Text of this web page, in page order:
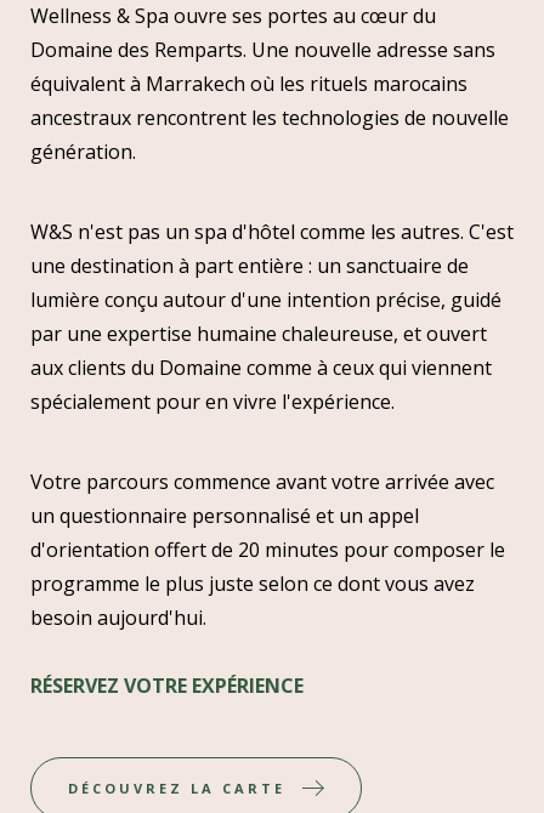
Wellness & Spa ouvre ses portes au cœur du
Domaine des Remparts. Une nouvelle adresse sans
équivalent à Marrakech où les rituels marocains
ancestraux rencontrent les technologies de nouvelle
génération.
W&S n'est pas un spa d'hôtel comme les autres. C'est
une destination à part entière : un sanctuaire de
lumière conçu autour d'une intention précise, guidé
par une expertise humaine chaleureuse, et ouvert
aux clients du Domaine comme à ceux qui viennent
spécialement pour en vivre l'expérience.
Votre parcours commence avant votre arrivée avec
un questionnaire personnalisé et un appel
d'orientation offert de 20 minutes pour composer le
programme le plus juste selon ce dont vous avez
besoin aujourd'hui.
RÉSERVEZ VOTRE EXPÉRIENCE
DÉCOUVREZ LA CARTE